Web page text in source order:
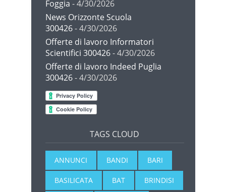
Foggia - 4/30/2026
News Orizzonte Scuola
300426- 4/30/2026
Offerte di lavoro Informatori
Scientifici 300426- 4/30/2026
Offerte di lavoro Indeed Puglia
300426- 4/30/2026
TAGS CLOUD
ANNUNCI BANDI BARI
BASILICATA BAT BRINDISI